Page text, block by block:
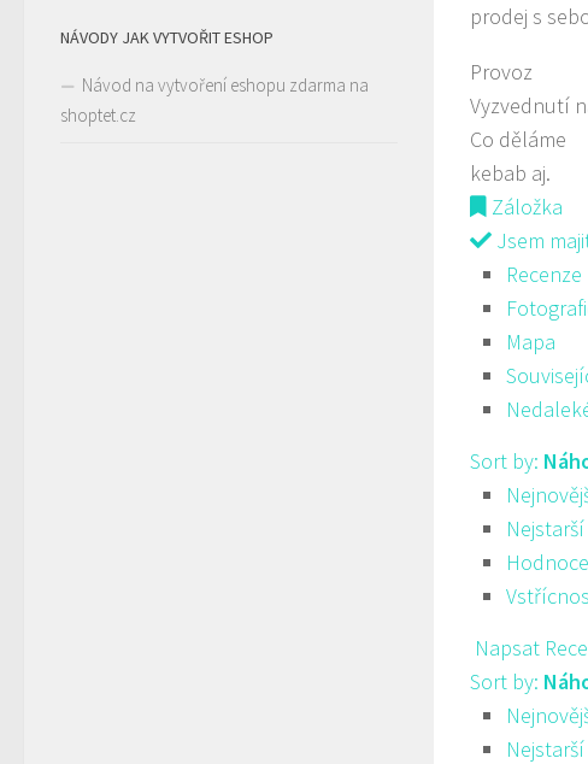
prodej s
Provoz
Vyzvednutí
Co děláme
kebab aj.
Záložka
Jsem
Recenze
Mapa
Sort by:
Napsat
Sort by:
NÁVODY JAK VYTVOŘIT ESHOP
Návod na vytvoření eshopu zdarma na
shoptet.cz